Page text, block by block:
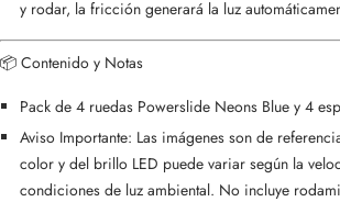
y rodar, la fricción generará la luz
📦 Contenido y Notas
Pack de 4 ruedas Powerslide Neons Blue y 4
Aviso Importante: Las imágenes son de
color y del brillo LED puede variar según la
condiciones de luz ambiental. No incluye